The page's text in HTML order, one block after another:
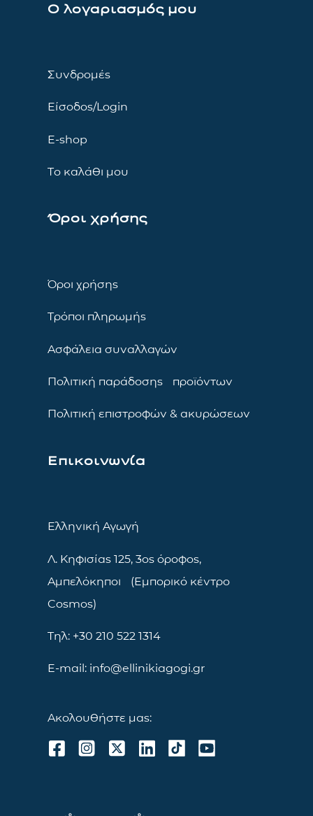
Ο λογαριασμός μου
Συνδρομές
Είσοδος/Login
E-shop
Το καλάθι μου
Όροι χρήσης
Όροι χρήσης
Τρόποι πληρωμής
Ασφάλεια συναλλαγών
Πολιτική παράδοσης προϊόντων
Πολιτική επιστροφών & ακυρώσεων
Επικοινωνία
Ελληνική Αγωγή
Λ. Κηφισίας 125, 3ος όροφος,
Αμπελόκηποι (Εμπορικό κέντρο
Cosmos)
Τηλ: +30 210 522 1314
E-mail: info@ellinikiagogi.gr
Ακολουθήστε μας: